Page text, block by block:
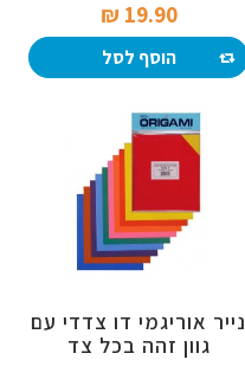
19.90 ₪‎
הוסף לסל
נייר אוריגמי דו צדדי עם
גוון זהה בכל צד